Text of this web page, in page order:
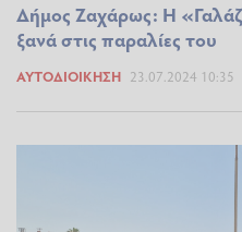
Δήμος Ζαχάρως: Η
ξανά στις παραλίες του
ΑΥΤΟΔΙΟΊΚΗΣΗ 23.07.2024 10:35